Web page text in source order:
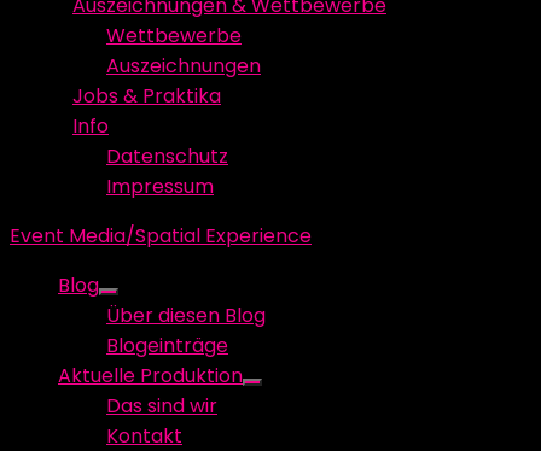
Wettbewerbe
Auszeichnungen
Jobs & Praktika
Info
Datenschutz
Impressum
Event Media/Spatial Experience
Blog
Show
sub
menu
Über diesen Blog
Blogeinträge
Aktuelle Produktion
Show
Das sind wir
Kontakt